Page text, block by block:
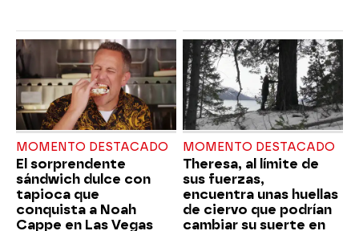
MOMENTO DESTACADO
El sorprendente
sándwich dulce con
tapioca que
conquista a Noah
Cappe en Las Vegas
MOMENTO DESTACADO
Theresa, al límite de
sus fuerzas,
encuentra unas huellas
de ciervo que podrían
cambiar su suerte en